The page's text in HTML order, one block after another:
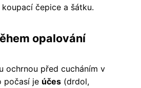
čepice a šátku.
opalování
ochrnou před cucháním v
počasí je účes (drdol,